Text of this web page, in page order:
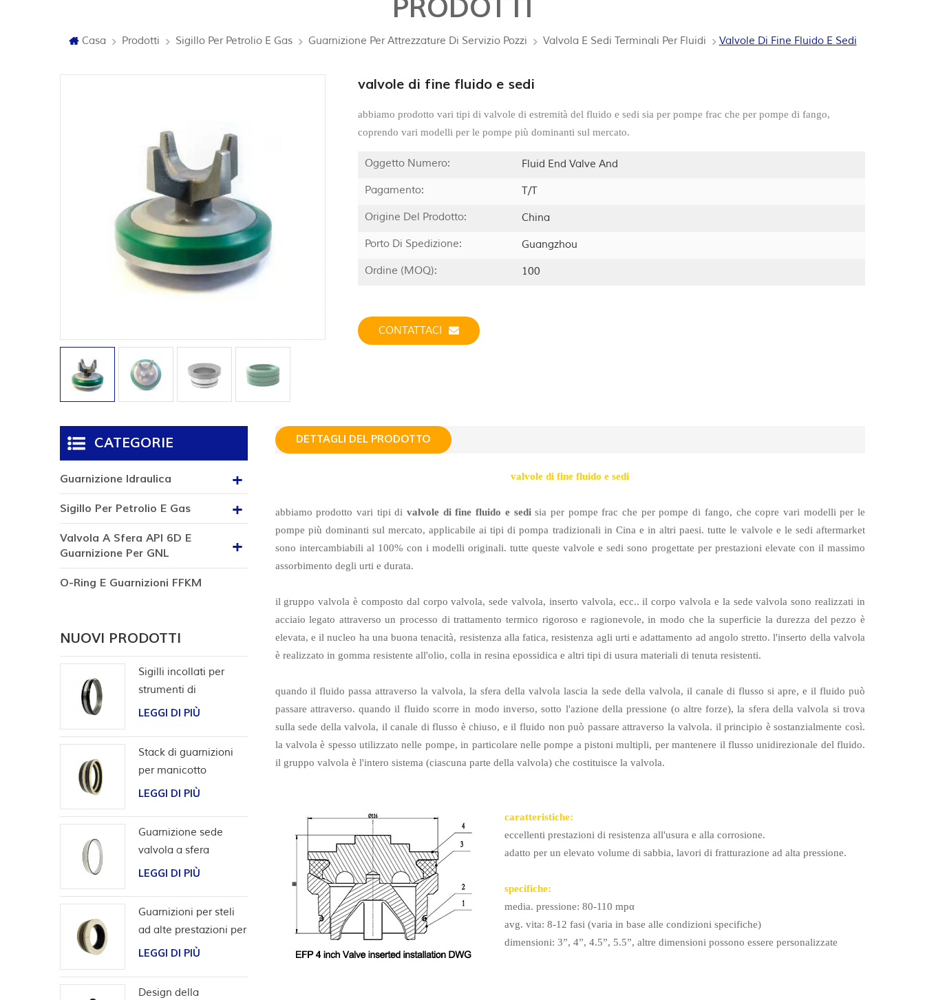
PRODOTTI
Casa Prodotti Sigillo Per Petrolio E Gas Guarnizione Per Attrezzature Di Servizio Pozzi Valvola E Sedi Terminali Per Fluidi Valvole Di Fine Fluido E Sedi
valvole di fine fluido e sedi
abbiamo prodotto vari tipi di valvole di estremità del fluido e sedi sia per pompe frac che per pompe di fango,
coprendo vari modelli per le pompe più dominanti sul mercato.
Oggetto Numero:
Fluid End Valve And
Pagamento:
T/T
Origine Del Prodotto:
China
Porto Di Spedizione:
Guangzhou
Ordine (MOQ):
100
CONTATTACI
DETTAGLI DEL PRODOTTO
valvole di fine fluido e sedi
abbiamo prodotto vari tipi di valvole di fine fluido e sedisia per pompe frac che per pompe di fango, che copre vari modelli per le
pompe più dominanti sul mercato, applicabile ai tipi di pompa tradizionali in Cina e in altri paesi. tutte le valvole e le sedi aftermarket
sono intercambiabili al 100% con i modelli originali. tutte queste valvole e sedi sono progettate per prestazioni elevate con il massimo
assorbimento degli urti e durata.
il gruppo valvola è composto dal corpo valvola, sede valvola, inserto valvola, ecc.. il corpo valvola e la sede valvola sono realizzati in
acciaio legato attraverso un processo di trattamento termico rigoroso e ragionevole, in modo che la superficie la durezza del pezzo è
elevata, e il nucleo ha una buona tenacità, resistenza alla fatica, resistenza agli urti e adattamento ad angolo stretto. l'inserto della valvola
è realizzato in gomma resistente all'olio, colla in resina epossidica e altri tipi di usura materiali di tenuta resistenti.
quando il fluido passa attraverso la valvola, la sfera della valvola lascia la sede della valvola, il canale di flusso si apre, e il fluido può
passare attraverso. quando il fluido scorre in modo inverso, sotto l'azione della pressione (o altre forze), la sfera della valvola si trova
sulla sede della valvola, il canale di flusso è chiuso, e il fluido non può passare attraverso la valvola. il principio è sostanzialmente così.
la valvola è spesso utilizzato nelle pompe, in particolare nelle pompe a pistoni multipli, per mantenere il flusso unidirezionale del fluido.
il gruppo valvola è l'intero sistema (ciascuna parte della valvola) che costituisce la valvola.
caratteristiche:
eccellenti prestazioni di resistenza all'usura e alla corrosione.
adatto per un elevato volume di sabbia, lavori di fratturazione ad alta pressione.
specifiche:
media. pressione: 80-110 mpα
avg. vita: 8-12 fasi (varia in base alle condizioni specifiche)
dimensioni: 3”, 4”, 4.5”, 5.5”, altre dimensioni possono essere personalizzate
CATEGORIE
Guarnizione Idraulica
Sigillo Per Petrolio E Gas
Valvola A Sfera API 6D E
Guarnizione Per GNL
O-Ring E Guarnizioni FFKM
NUOVI PRODOTTI
Sigilli incollati per
strumenti di
completamento
LEGGI DI PIÙ
Stack di guarnizioni
per manicotto
scorrevole per utensili
LEGGI DI PIÙ
Guarnizione sede
valvola a sfera
bidirezionale ad alta
LEGGI DI PIÙ
Guarnizioni per steli
ad alte prestazioni per
applicazioni con
LEGGI DI PIÙ
Design della